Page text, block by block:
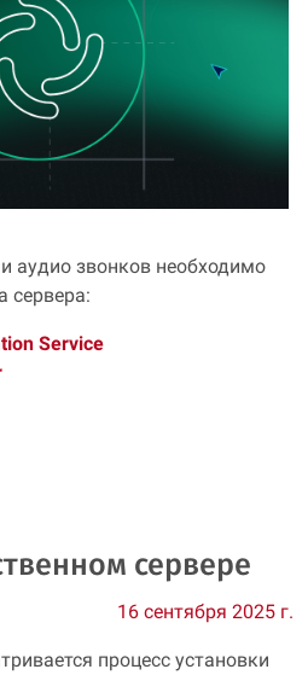
аудио звонков необходимо
сервера:
Service
сервере
16 сентября 2025 г.
процесс установки